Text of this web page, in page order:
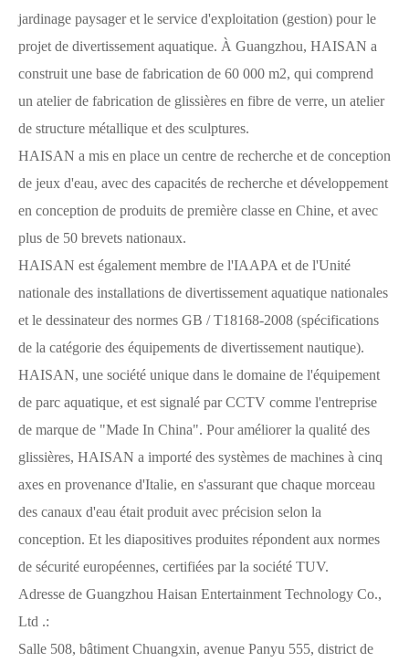
jardinage paysager et le service d'exploitation (gestion) pour le
projet de divertissement aquatique. À Guangzhou, HAISAN a
construit une base de fabrication de 60 000 m2, qui comprend
un atelier de fabrication de glissières en fibre de verre, un atelier
de structure métallique et des sculptures.
HAISAN a mis en place un centre de recherche et de conception
de jeux d'eau, avec des capacités de recherche et développement
en conception de produits de première classe en Chine, et avec
plus de 50 brevets nationaux.
HAISAN est également membre de l'IAAPA et de l'Unité
nationale des installations de divertissement aquatique nationales
et le dessinateur des normes GB / T18168-2008 (spécifications
de la catégorie des équipements de divertissement nautique).
HAISAN, une société unique dans le domaine de l'équipement
de parc aquatique, et est signalé par CCTV comme l'entreprise
de marque de "Made In China". Pour améliorer la qualité des
glissières, HAISAN a importé des systèmes de machines à cinq
axes en provenance d'Italie, en s'assurant que chaque morceau
des canaux d'eau était produit avec précision selon la
conception. Et les diapositives produites répondent aux normes
de sécurité européennes, certifiées par la société TUV.
Adresse de Guangzhou Haisan Entertainment Technology Co.,
Ltd .:
Salle 508, bâtiment Chuangxin, avenue Panyu 555, district de